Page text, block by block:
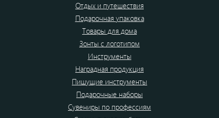
Отдых и путешествия
Подарочная упаковка
Товары для дома
Зонты с логотипом
Инструменты
Наградная продукция
Пишущие инструменты
Подарочные наборы
Сувениры по профессиям